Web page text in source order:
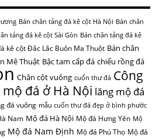
Bán chân tảng đá kê cột Hà Nội Bán chân
tảng đá kê cột Sài Gòn Bán chân tảng đá kê
kê cột Đắc Lắc Buôn Ma Thuột Bán chân
Mê Thuật Bậc tam cấp đá chiếu rồng đá
Chân cột vuông cuốn thư đá Công
đá ở Hà Nội lăng mộ đá
đá vuông mẫu cuốn thư đá đẹp ở bình phước
Nam Mộ đá Hà Nội Mộ đá Hưng Yên Mộ
Mộ đá Nam Định Mộ đá Phú Thọ Mộ đá